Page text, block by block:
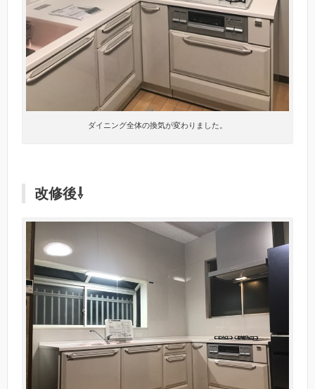
ダイニング全体の換気が変わりました。
改修後⇩